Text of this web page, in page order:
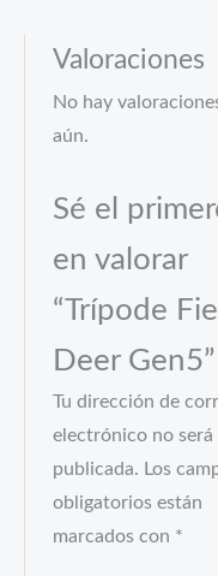
Valoraciones
No hay
aún.
Sé el
en valorar
“Trípode
Deer Gen5”
Tu dirección de
electrónico no será
publicada. Los
obligatorios están
marcados con *